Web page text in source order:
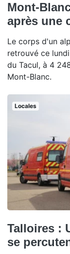
Mont-
après une
Le corps d'un
retrouvé ce
du Tacul, à 4
Mont-Blanc.
Locales
Talloires :
se